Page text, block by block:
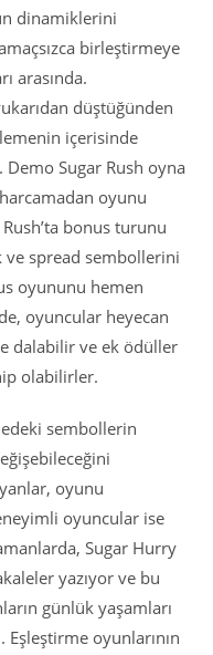
dinamiklerini
birleştirmeye
arasında.
düştüğünden
içerisinde
Sugar Rush oyna
oyunu
bonus turunu
ve spread sembollerini
oyununu hemen
oyuncular heyecan
dalabilir ve ek ödüller
olabilirler.
sembollerin
oyunu
oyuncular ise
Sugar Hurry
yazıyor ve bu
günlük yaşamları
oyunlarının